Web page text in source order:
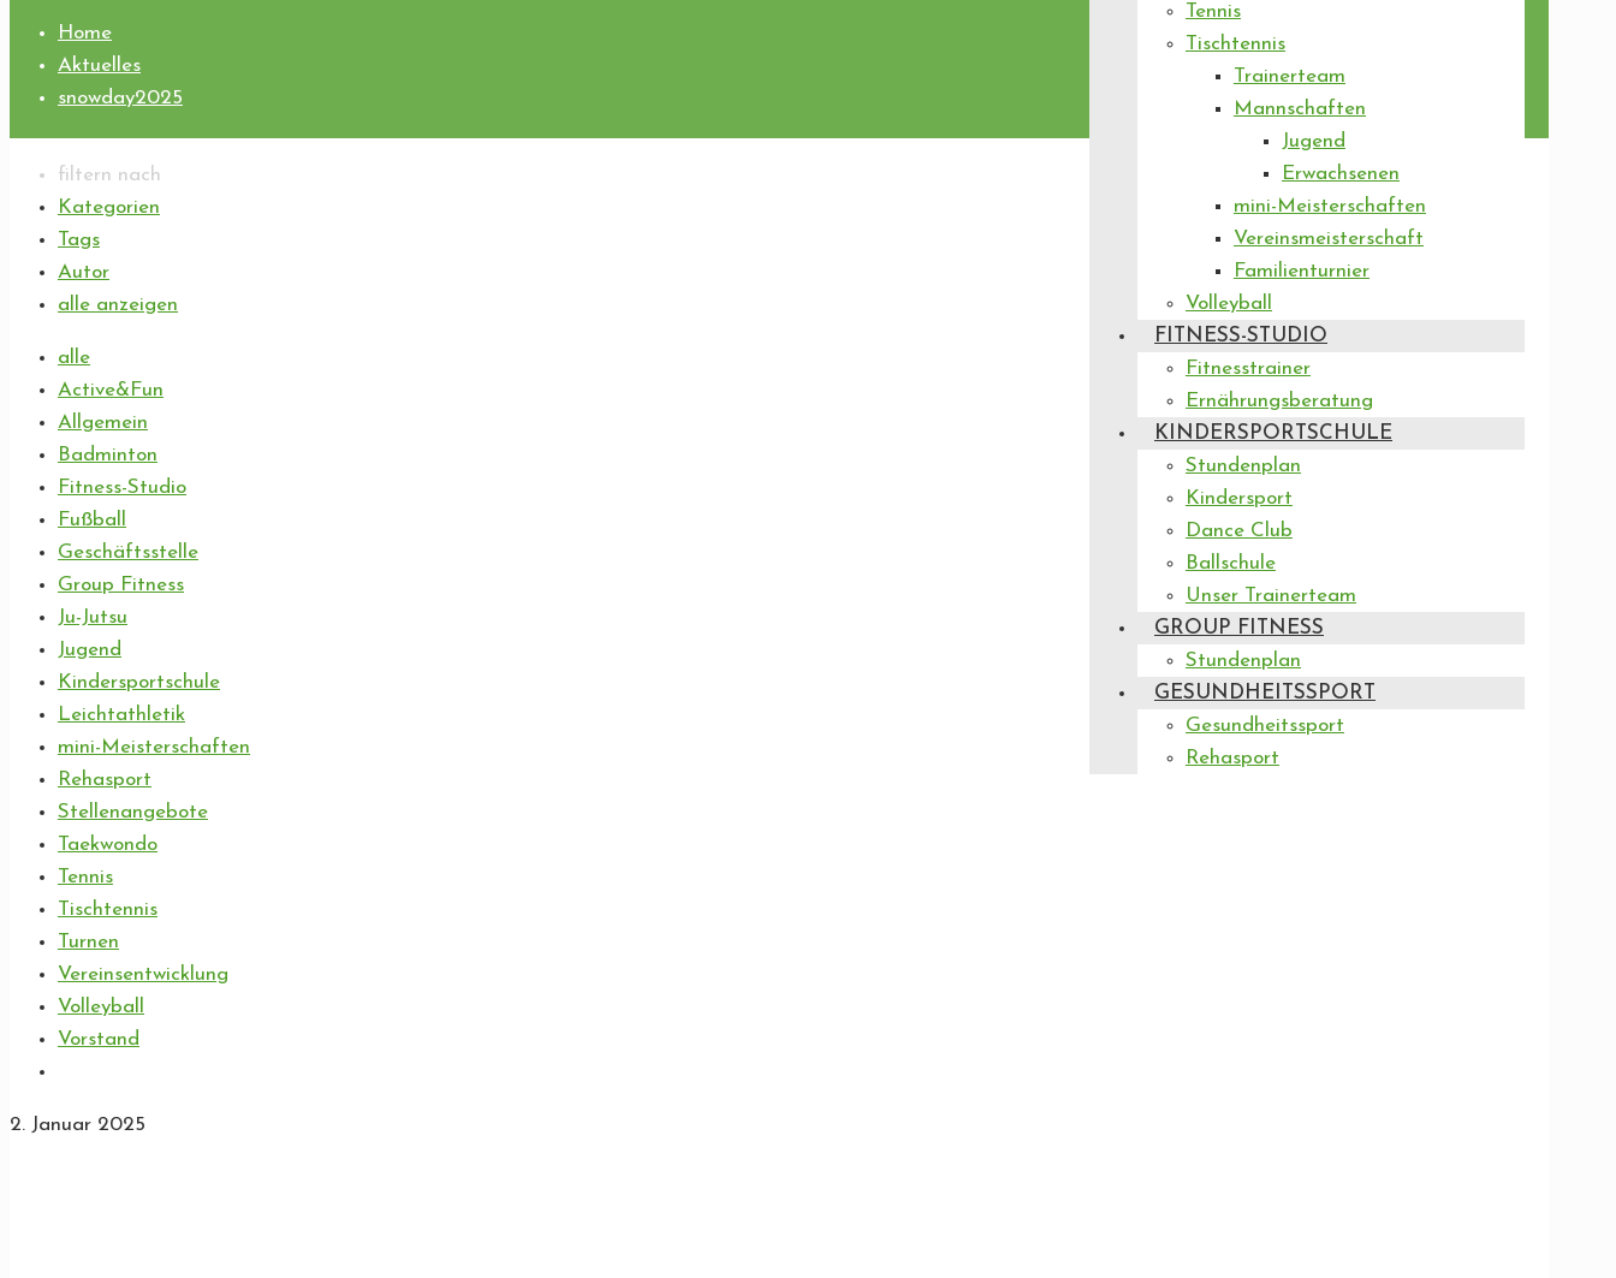
Tennis
Tischtennis
Trainerteam
Mannschaften
Jugend
Erwachsenen
mini-Meisterschaften
Vereinsmeisterschaft
Familienturnier
Volleyball
FITNESS-STUDIO
Fitnesstrainer
Ernährungsberatung
KINDERSPORTSCHULE
Stundenplan
Kindersport
Dance Club
Ballschule
Unser Trainerteam
GROUP FITNESS
Stundenplan
GESUNDHEITSSPORT
Gesundheitssport
Rehasport
Home
Aktuelles
snowday2025
filtern nach
Kategorien
Tags
Autor
alle anzeigen
alle
Active&Fun
Allgemein
Badminton
Fitness-Studio
Fußball
Geschäftsstelle
Group Fitness
Ju-Jutsu
Jugend
Kindersportschule
Leichtathletik
mini-Meisterschaften
Rehasport
Stellenangebote
Taekwondo
Tennis
Tischtennis
Turnen
Vereinsentwicklung
Volleyball
Vorstand
2. Januar 2025